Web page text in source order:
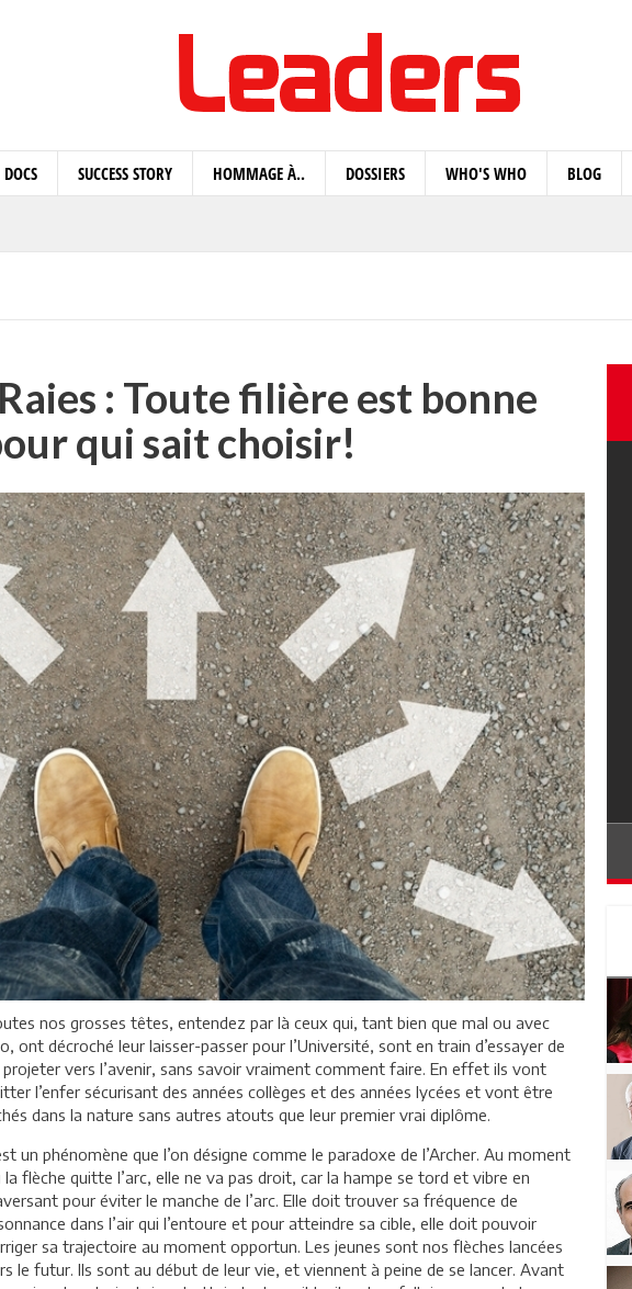
SUCCESS STORY HOMMAGE À.. DOSSIERS WHO'S WHO BLOG
: Toute filière est bonne
qui sait choisir!
nos grosses têtes, entendez par là ceux qui, tant bien que mal ou avec
ont décroché leur laisser-passer pour l’Université, sont en train d’essayer de
projeter vers l’avenir, sans savoir vraiment comment faire. En effet ils vont
l’enfer sécurisant des années collèges et des années lycées et vont être
dans la nature sans autres atouts que leur premier vrai diplôme.
un phénomène que l’on désigne comme le paradoxe de l’Archer. Au moment
la flèche quitte l’arc, elle ne va pas droit, car la hampe se tord et vibre en
pour éviter le manche de l’arc. Elle doit trouver sa fréquence de
dans l’air qui l’entoure et pour atteindre sa cible, elle doit pouvoir
sa trajectoire au moment opportun. Les jeunes sont nos flèches lancées
le futur. Ils sont au début de leur vie, et viennent à peine de se lancer. Avant